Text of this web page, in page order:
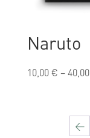
Naruto
10,00€ –40,00
←